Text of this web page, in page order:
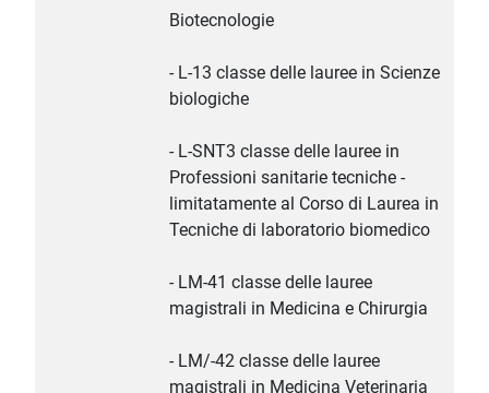
Biotecnologie
- L-13 classe delle lauree in Scienze
biologiche
- L-SNT3 classe delle lauree in
Professioni sanitarie tecniche -
limitatamente al Corso di Laurea in
Tecniche di laboratorio biomedico
- LM-41 classe delle lauree
magistrali in Medicina e Chirurgia
- LM/-42 classe delle lauree
magistrali in Medicina Veterinaria